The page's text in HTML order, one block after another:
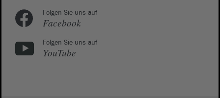
Folgen Sie uns auf
Facebook
Folgen Sie uns auf
YouTube